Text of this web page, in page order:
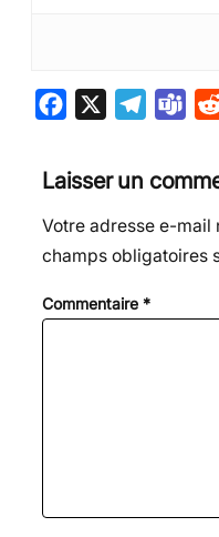
c
b
o
k
g
r
m
s
Laisser un
Votre adresse e-mail
champs obligatoires
Commentaire *